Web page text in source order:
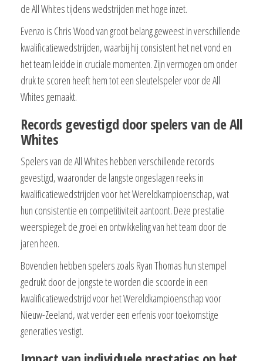
de All Whites tijdens wedstrijden met hoge inzet.
Evenzo is Chris Wood van groot belang geweest in verschillende
kwalificatiewedstrijden, waarbij hij consistent het net vond en
het team leidde in cruciale momenten. Zijn vermogen om onder
druk te scoren heeft hem tot een sleutelspeler voor de All
Whites gemaakt.
Records gevestigd door spelers van de All
Whites
Spelers van de All Whites hebben verschillende records
gevestigd, waaronder de langste ongeslagen reeks in
kwalificatiewedstrijden voor het Wereldkampioenschap, wat
hun consistentie en competitiviteit aantoont. Deze prestatie
weerspiegelt de groei en ontwikkeling van het team door de
jaren heen.
Bovendien hebben spelers zoals Ryan Thomas hun stempel
gedrukt door de jongste te worden die scoorde in een
kwalificatiewedstrijd voor het Wereldkampioenschap voor
Nieuw-Zeeland, wat verder een erfenis voor toekomstige
generaties vestigt.